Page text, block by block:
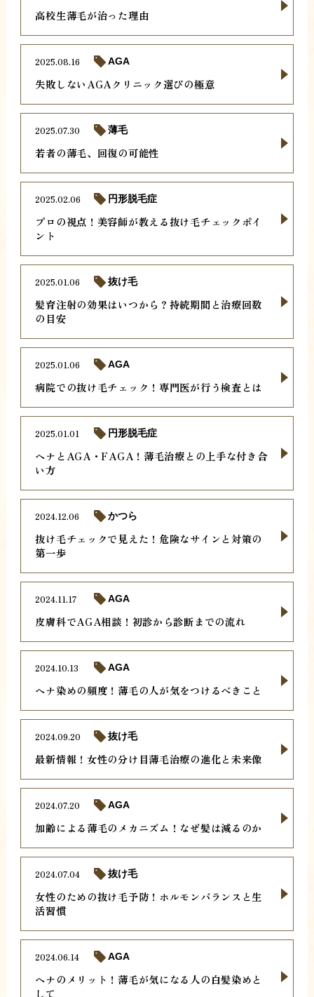
高校生薄毛が治った理由
失敗しないAGAクリニック選びの極意
2025.08.16 AGA
若者の薄毛、回復の可能性
2025.07.30 薄毛
プロの視点！美容師が教える抜け毛チェックポイ
ント
2025.02.06 円形脱毛症
髪育注射の効果はいつから？持続期間と治療回数
の目安
2025.01.06 抜け毛
病院での抜け毛チェック！専門医が行う検査とは
2025.01.06 AGA
ヘナとAGA・FAGA！薄毛治療との上手な付き合
い方
2025.01.01 円形脱毛症
抜け毛チェックで見えた！危険なサインと対策の
第一歩
2024.12.06 かつら
皮膚科でAGA相談！初診から診断までの流れ
2024.11.17 AGA
ヘナ染めの頻度！薄毛の人が気をつけるべきこと
2024.10.13 AGA
最新情報！女性の分け目薄毛治療の進化と未来像
2024.09.20 抜け毛
加齢による薄毛のメカニズム！なぜ髪は減るのか
2024.07.20 AGA
女性のための抜け毛予防！ホルモンバランスと生
活習慣
2024.07.04 抜け毛
ヘナのメリット！薄毛が気になる人の白髪染めと
して
2024.06.14 AGA